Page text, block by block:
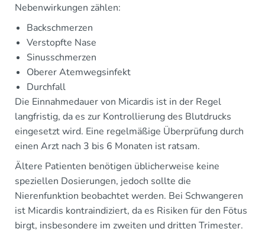
Nebenwirkungen zählen:
Backschmerzen
Verstopfte Nase
Sinusschmerzen
Oberer Atemwegsinfekt
Durchfall
Die Einnahmedauer von Micardis ist in der Regel
langfristig, da es zur Kontrollierung des Blutdrucks
eingesetzt wird. Eine regelmäßige Überprüfung durch
einen Arzt nach 3 bis 6 Monaten ist ratsam.
Ältere Patienten benötigen üblicherweise keine
speziellen Dosierungen, jedoch sollte die
Nierenfunktion beobachtet werden. Bei Schwangeren
ist Micardis kontraindiziert, da es Risiken für den Fötus
birgt, insbesondere im zweiten und dritten Trimester.